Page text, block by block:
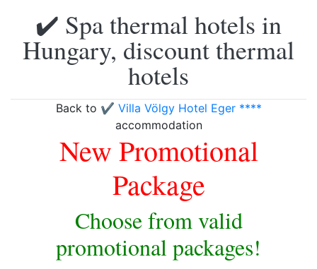
✔️ Spa thermal hotels in
Hungary, discount thermal
hotels
Back to ✔️ Villa Völgy Hotel Eger ****
accommodation
New Promotional
Package
Choose from valid
promotional packages!